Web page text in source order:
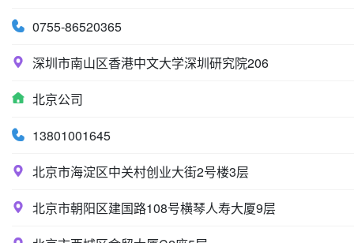
0755-86520365
深圳市南山区香港中文大学深圳研究院206
北京公司
13801001645
北京市海淀区中关村创业大街2号楼3层
北京市朝阳区建国路108号横琴人寿大厦9层